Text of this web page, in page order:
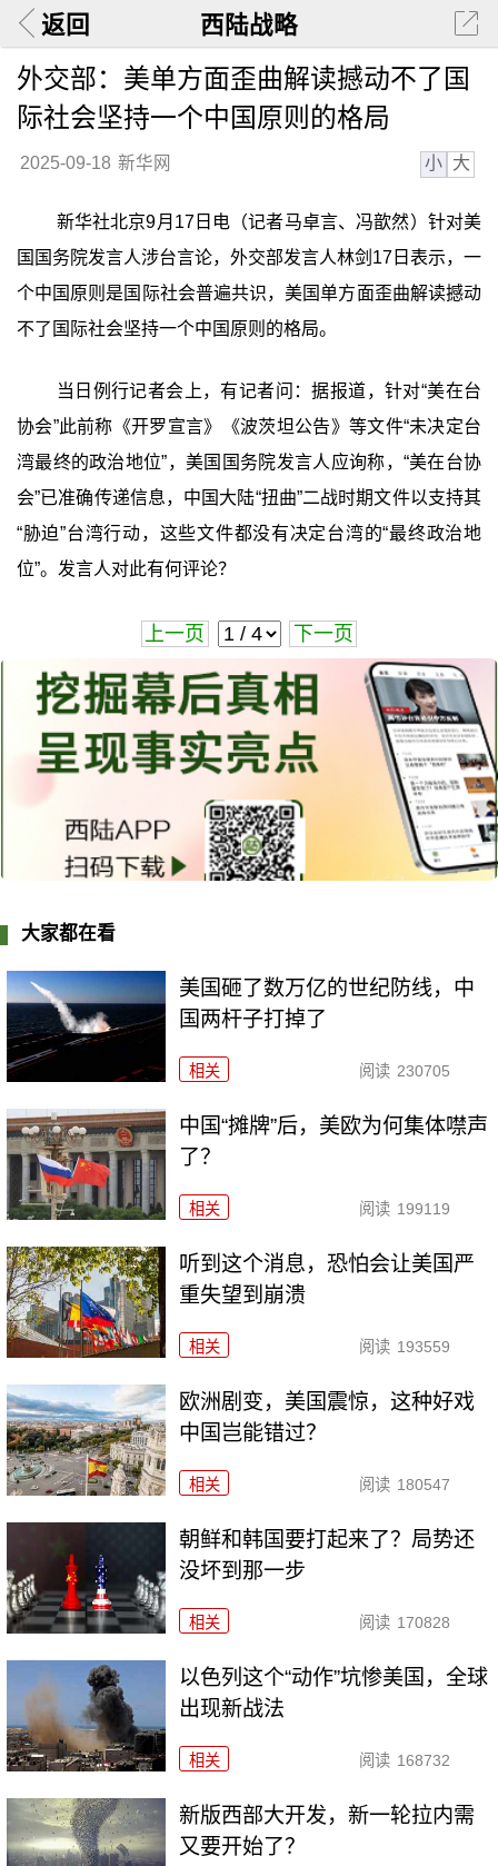
返回 西陆战略
外交部：美单方面歪曲解读撼动不了国
际社会坚持一个中国原则的格局
2025-09-18 新华网 小 大
新华社北京9月17日电（记者马卓言、冯歆然）针对美
国国务院发言人涉台言论，外交部发言人林剑17日表示，一
个中国原则是国际社会普遍共识，美国单方面歪曲解读撼动
不了国际社会坚持一个中国原则的格局。
当日例行记者会上，有记者问：据报道，针对“美在台
协会”此前称《开罗宣言》《波茨坦公告》等文件“未决定台
湾最终的政治地位”，美国国务院发言人应询称，“美在台协
会”已准确传递信息，中国大陆“扭曲”二战时期文件以支持其
“胁迫”台湾行动，这些文件都没有决定台湾的“最终政治地
位”。发言人对此有何评论？
上一页 下一页
大家都在看
美国砸了数万亿的世纪防线，中
国两杆子打掉了
相关 阅读 230705
中国“摊牌”后，美欧为何集体噤声
了？
相关 阅读 199119
听到这个消息，恐怕会让美国严
重失望到崩溃
相关 阅读 193559
欧洲剧变，美国震惊，这种好戏
中国岂能错过？
相关 阅读 180547
朝鲜和韩国要打起来了？局势还
没坏到那一步
相关 阅读 170828
以色列这个“动作”坑惨美国，全球
出现新战法
相关 阅读 168732
新版西部大开发，新一轮拉内需
又要开始了？